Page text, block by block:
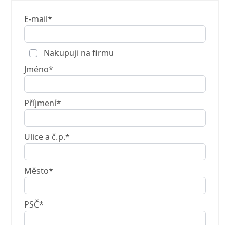
E-mail*
Nakupuji na firmu
Jméno*
Příjmení*
Ulice a č.p.*
Město*
PSČ*